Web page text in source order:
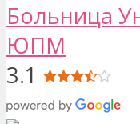
Больница
ЮПМ
3.1